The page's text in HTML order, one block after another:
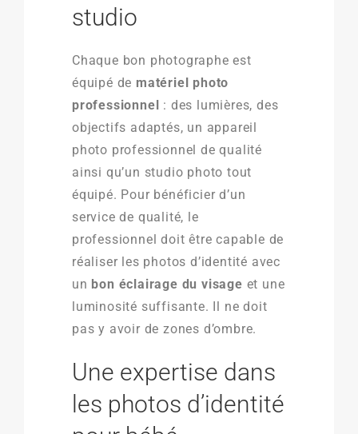
studio
Chaque bon photographe est
équipé de matériel photo
professionnel : des lumières, des
objectifs adaptés, un appareil
photo professionnel de qualité
ainsi qu’un studio photo tout
équipé. Pour bénéficier d’un
service de qualité, le
professionnel doit être capable de
réaliser les photos d’identité avec
un bon éclairage du visage et une
luminosité suffisante. Il ne doit
pas y avoir de zones d’ombre.
Une expertise dans
les photos d’identité